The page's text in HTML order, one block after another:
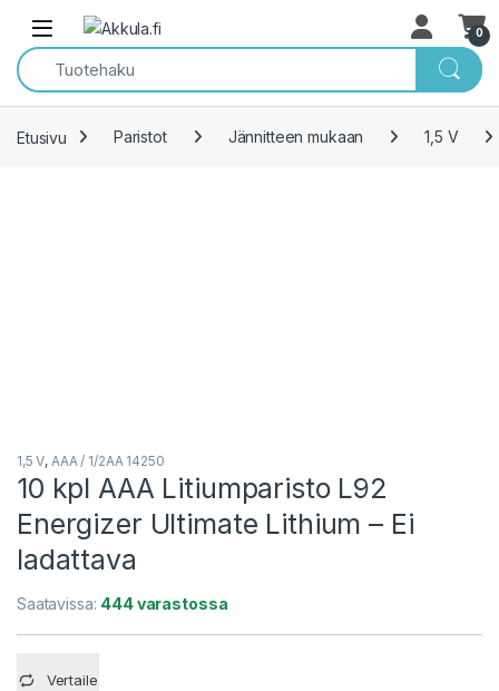
Skip to navigation
Skip to content
Open 0
Etusivu Paristot Jännitteen mukaan 1,5 V
1,5 V,AAA / 1/2AA 14250
10 kpl AAA Litiumparisto L92
Energizer Ultimate Lithium – Ei
ladattava
Saatavissa: 444 varastossa
Vertaile